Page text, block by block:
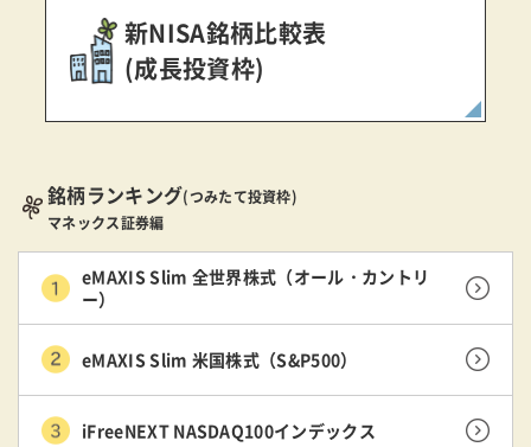
新NISA銘柄比較表
(成長投資枠)
銘柄ランキング(つみたて投資枠)
マネックス証券編
eMAXIS Slim 全世界株式（オール・カントリ
ー）
eMAXIS Slim 米国株式（S&P500）
iFreeNEXT NASDAQ100インデックス